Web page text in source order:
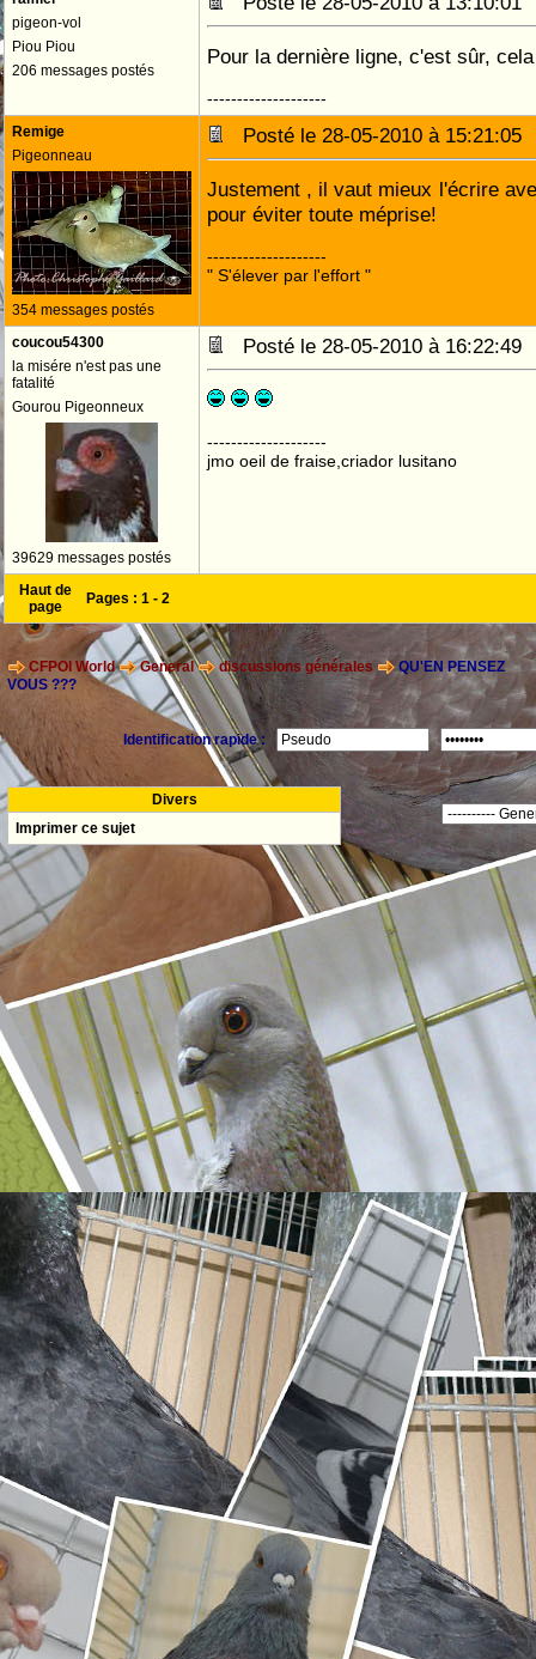
pigeon-vol
Piou Piou
206 messages postés
Pour la dernière ligne, c'est sûr,
--------------------
Remige
Pigeonneau
354 messages postés
Posté le 28-05-2010 à
Justement , il vaut mieux l'écrire
pour éviter toute méprise!
--------------------
" S'élever par l'effort "
coucou54300
la misére n'est pas une
fatalité
Gourou Pigeonneux
39629 messages postés
Posté le 28-05-2010 à
--------------------
jmo oeil de fraise,criador lusitano
Haut de
page
Pages : 1 - 2
CFPOI World General discussions générales
QU'EN PENSEZ
VOUS ???
Identification rapide :
Divers
Imprimer ce sujet